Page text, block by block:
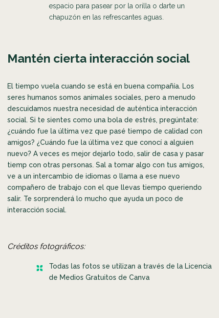
espacio para pasear por la orilla o darte un
chapuzón en las refrescantes aguas.
Mantén cierta interacción social
El tiempo vuela cuando se está en buena compañía. Los
seres humanos somos animales sociales, pero a menudo
descuidamos nuestra necesidad de auténtica interacción
social. Si te sientes como una bola de estrés, pregúntate:
¿cuándo fue la última vez que pasé tiempo de calidad con
amigos? ¿Cuándo fue la última vez que conocí a alguien
nuevo? A veces es mejor dejarlo todo, salir de casa y pasar
tiemp con otras personas. Sal a tomar algo con tus amigos,
ve a un intercambio de idiomas o llama a ese nuevo
compañero de trabajo con el que llevas tiempo queriendo
salir. Te sorprenderá lo mucho que ayuda un poco de
interacción social.
Créditos fotográficos:
Todas las fotos se utilizan a través de la Licencia
de Medios Gratuitos de Canva